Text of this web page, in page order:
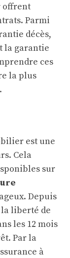
offrent
Parmi
décès,
la garantie
ces
la plus
est une
Cela
sur
Depuis
liberté de
les 12 mois
Par la
à